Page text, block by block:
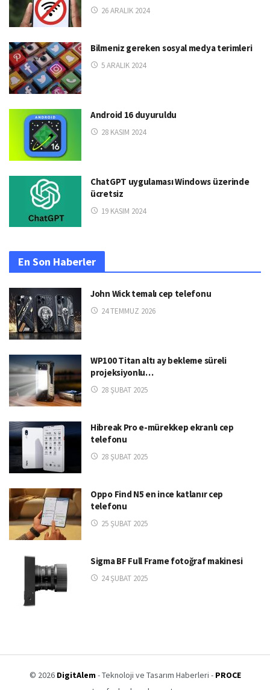
26 ARALIK 2024
Bilmeniz gereken sosyal medya terimleri
5 ARALIK 2024
Android 16 duyuruldu
28 KASIM 2024
ChatGPT uygulaması Windows üzerinde
ücretsiz
19 KASIM 2024
En Son Haberler
John Wick temalı cep telefonu
24 TEMMUZ 2026
WP100 Titan altı ay bekleme süreli
projeksiyonlu…
28 ŞUBAT 2025
Hibreak Pro e-mürekkep ekranlı cep
telefonu
28 ŞUBAT 2025
Oppo Find N5 en ince katlanır cep
telefonu
25 ŞUBAT 2025
Sigma BF Full Frame fotoğraf makinesi
24 ŞUBAT 2025
© 2026 DigitAlem- Teknoloji ve Tasarım Haberleri - PROCE